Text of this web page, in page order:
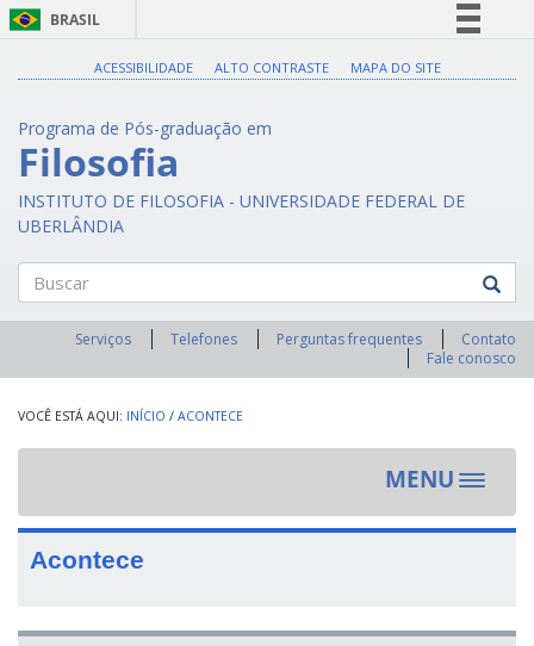
BRASIL
Legislação
ACESSIBILIDADE ALTO CONTRASTE MAPA DO SITE
Programa de Pós-graduação em
Filosofia
INSTITUTO DE FILOSOFIA - UNIVERSIDADE FEDERAL DE
UBERLÂNDIA
Buscar
Serviços Telefones Perguntas frequentes
Contato
Fale conosco
INÍCIO / ACONTECE
MENU
Toggle
Acontece